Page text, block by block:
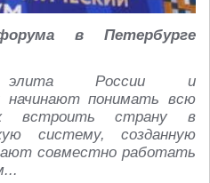
в Петербурге
элита России и
начинают понимать всю
встроить страну в
систему, созданную
совместно работать